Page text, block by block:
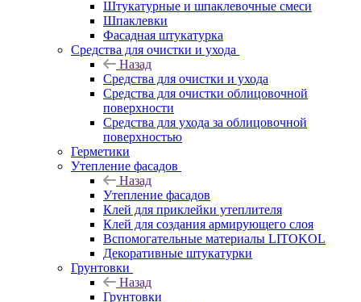
Штукатурные и шпаклевочные смеси
Шпаклевки
Фасадная штукатурка
Средства для очистки и ухода
Назад
Средства для очистки и ухода
Средства для очистки облицовочной
поверхности
Средства для ухода за облицовочной
поверхностью
Герметики
Утепление фасадов
Назад
Утепление фасадов
Клей для приклейки утеплителя
Клей для создания армирующего слоя
Вспомогательные материалы LITOKOL
Декоративные штукатурки
Грунтовки
Назад
Грунтовки